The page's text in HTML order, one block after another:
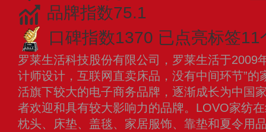
品牌指数75.1
口碑指数1370 已点亮标签11
罗莱生活科技股份有限公司，罗莱生活于2009
计师设计，互联网直卖床品，没有中间环节”
活旗下较大的电子商务品牌，逐渐成长为中国
者欢迎和具有较大影响力的品牌。LOVO家纺
枕头、床垫、盖毯、家居服饰、靠垫和夏令用